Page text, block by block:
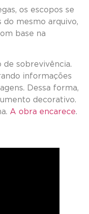
os escopos se
mesmo arquivo,
base na
sobrevivência.
informações
Dessa forma,
decorativo.
A obra encarece.